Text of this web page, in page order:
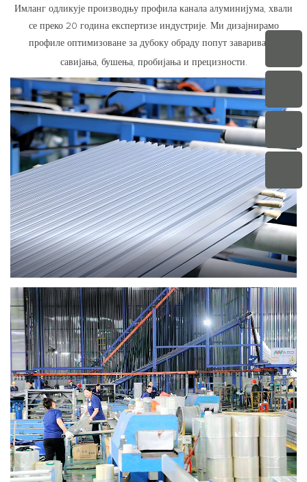
Имланг одликује производњу профила канала алуминијума, хвали
се преко 20 година експертизе индустрије. Ми дизајнирамо
профиле оптимизоване за дубоку обраду попут заваривања,
савијања, бушења, пробијања и прецизности.